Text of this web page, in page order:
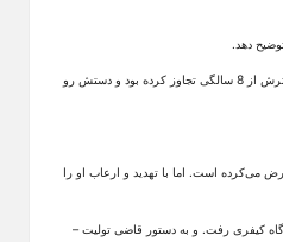
دهد.
مرد کثیف به مدت 12 سال هر بار به دخترش از 8 سالگی تجاوز کرده بود و دستش رو
به او تعرض می‌کرده است. اما با تهدید و ارعاب او را
کیفری رفت. و به دستور قاضی تولیت –